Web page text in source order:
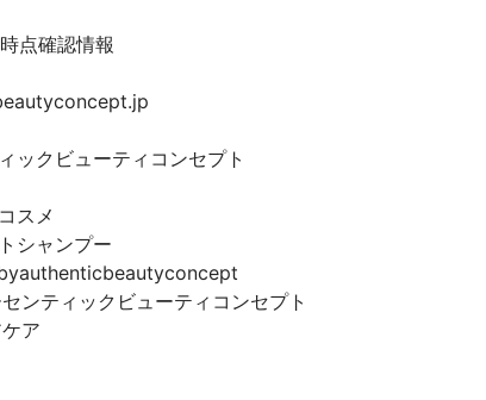
点確認情報
ックビューティコンセプト
スメ
シャンプー
ンティックビューティコンセプト
ア